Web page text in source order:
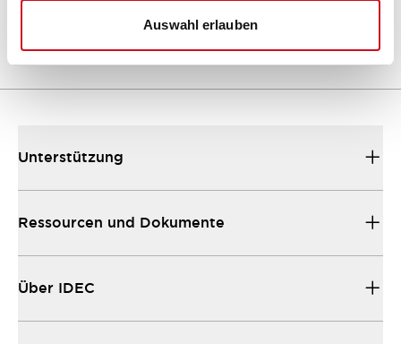
Auswahl erlauben
Unterstützung
Ressourcen und Dokumente
Über IDEC